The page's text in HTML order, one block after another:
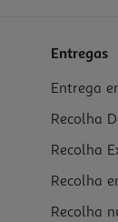
Entregas
Entrega
Recolha
Recolha
Recolha
Recolha